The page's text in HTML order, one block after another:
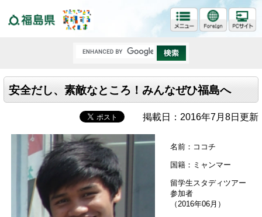
安全だし、素敵なところ！みんなぜひ福島へ
掲載日：2016年7月8日更新
名前：ココチ
国籍：ミャンマー
留学生スタディツアー
参加者
（2016年06月）